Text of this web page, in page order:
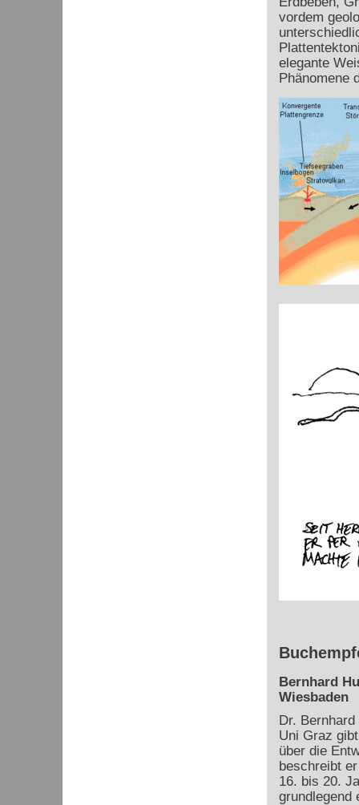
vordem
elegante
Phänomene
Bernhard
Wiesbaden
Dr.
Uni Graz
über die
beschreibt
16. bis 20.
grundlegend